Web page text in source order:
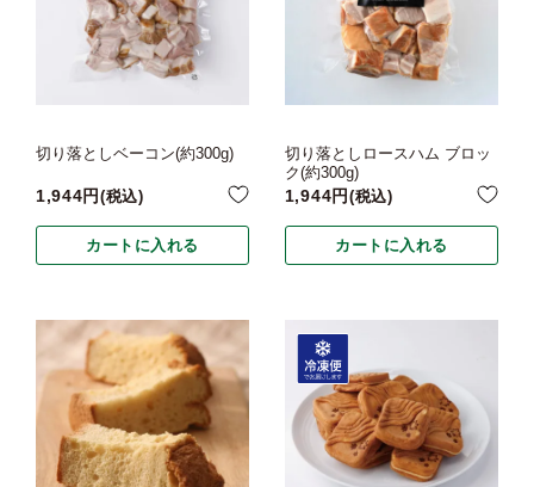
切り落としベーコン(約300g)
1,944 税込
カートに入れる
切り落としロースハム ブロッ
ク(約300g)
1,944 税込
カートに入れる